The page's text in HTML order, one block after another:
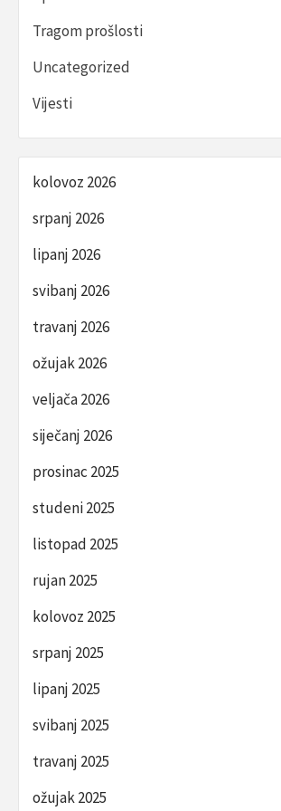
Tragom prošlosti
Uncategorized
Vijesti
kolovoz 2026
srpanj 2026
lipanj 2026
svibanj 2026
travanj 2026
ožujak 2026
veljača 2026
siječanj 2026
prosinac 2025
studeni 2025
listopad 2025
rujan 2025
kolovoz 2025
srpanj 2025
lipanj 2025
svibanj 2025
travanj 2025
ožujak 2025